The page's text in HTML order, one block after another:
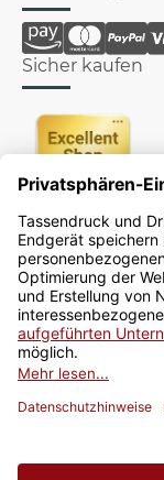
Sicher kaufen
Newsletter